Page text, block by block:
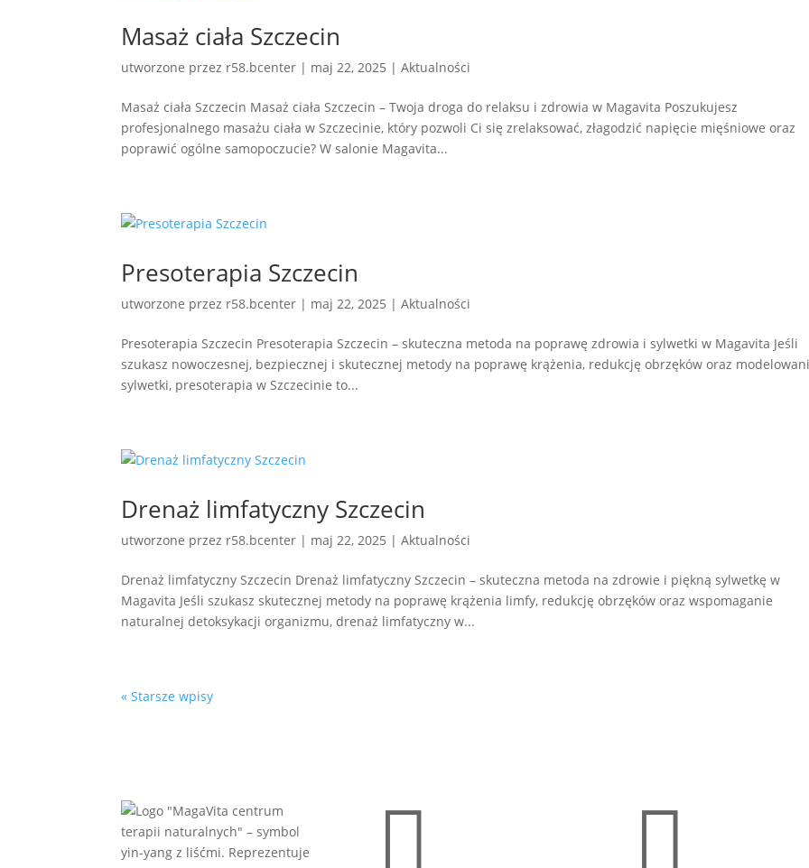
Masaż ciała Szczecin
utworzone przez r58.bcenter | maj 22, 2025 |Aktualności
Masaż ciała Szczecin Masaż ciała Szczecin – Twoja droga do relaksu i zdrowia w Magavita Poszukujesz
profesjonalnego masażu ciała w Szczecinie, który pozwoli Ci się zrelaksować, złagodzić napięcie mięśniowe oraz
poprawić ogólne samopoczucie? W salonie Magavita...
Presoterapia Szczecin
utworzone przez r58.bcenter | maj 22, 2025 |Aktualności
Presoterapia Szczecin Presoterapia Szczecin – skuteczna metoda na poprawę zdrowia i sylwetki w Magavita Jeśli
szukasz nowoczesnej, bezpiecznej i skutecznej metody na poprawę krążenia, redukcję obrzęków oraz
sylwetki, presoterapia w Szczecinie to...
Drenaż limfatyczny Szczecin
utworzone przez r58.bcenter | maj 22, 2025 |Aktualności
Drenaż limfatyczny Szczecin Drenaż limfatyczny Szczecin – skuteczna metoda na zdrowie i piękną sylwetkę w
Magavita Jeśli szukasz skutecznej metody na poprawę krążenia limfy, redukcję obrzęków oraz wspomaganie
naturalnej detoksykacji organizmu, drenaż limfatyczny w...
« Starsze wpisy
 